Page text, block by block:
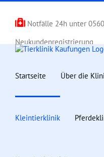
Zum
springen Notfälle 24h unter
Neukundenregistrierung
Startseite Über die
Kleintierklinik